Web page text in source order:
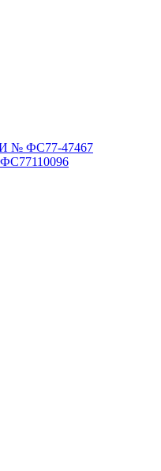
№ ФС77-47467